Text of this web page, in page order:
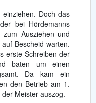
Doch das
bei Hördemanns
Ausziehen und
Bescheid warten.
erste Schreiben der
baten um einen
Da kam ein
den Betrieb am 1.
Meister auszog.